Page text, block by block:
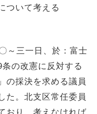
ついて考える
～三一日、於：富士
の改憲に反対する
の採決を求める議員
た。北支区常任委員
おり、考えなければ